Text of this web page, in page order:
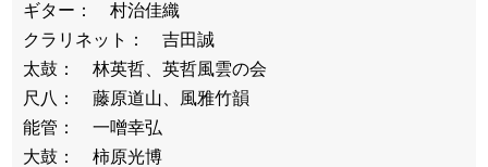
ギター： 村治佳織
クラリネット： 吉田誠
太鼓： 林英哲、英哲風雲の会
尺八： 藤原道山、風雅竹韻
能管： 一噌幸弘
大鼓： 柿原光博